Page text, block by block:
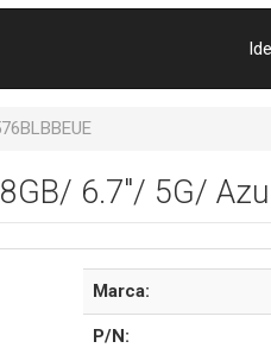
6.7"/ 5G/
Marca:
P/N: